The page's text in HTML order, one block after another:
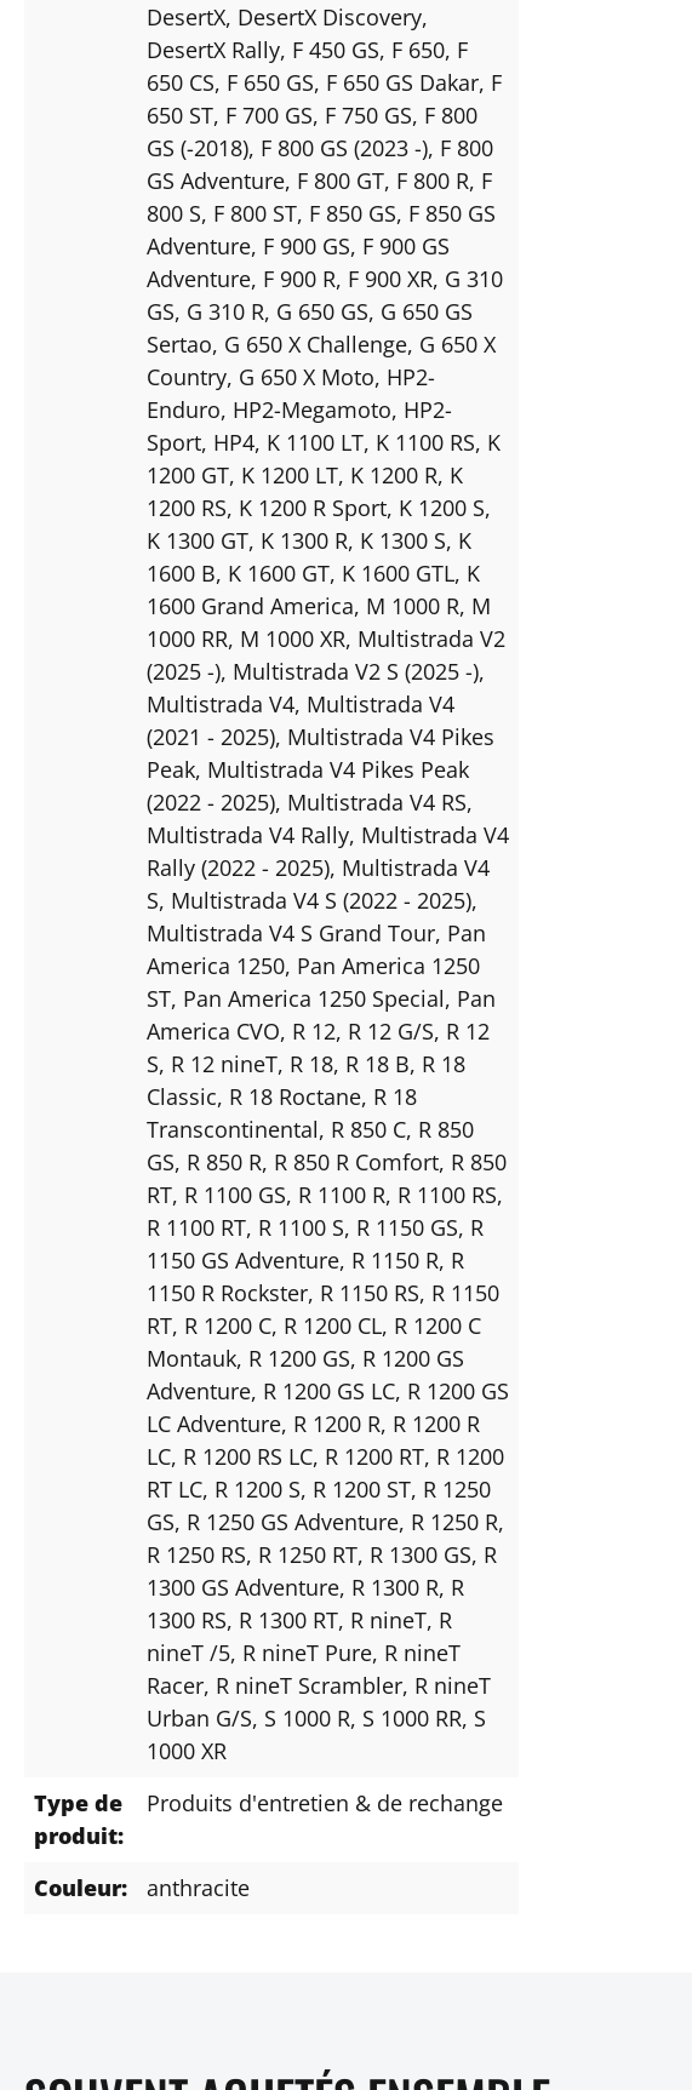
DesertX, DesertX Discovery,
DesertX Rally, F 450 GS, F 650, F
650 CS, F 650 GS, F 650 GS Dakar, F
650 ST, F 700 GS, F 750 GS, F 800
GS (-2018), F 800 GS (2023 -), F 800
GS Adventure, F 800 GT, F 800 R, F
800 S, F 800 ST, F 850 GS, F 850 GS
Adventure, F 900 GS, F 900 GS
Adventure, F 900 R, F 900 XR, G 310
GS, G 310 R, G 650 GS, G 650 GS
Sertao, G 650 X Challenge, G 650 X
Country, G 650 X Moto, HP2-
Enduro, HP2-Megamoto, HP2-
Sport, HP4, K 1100 LT, K 1100 RS, K
1200 GT, K 1200 LT, K 1200 R, K
1200 RS, K 1200 R Sport, K 1200 S,
K 1300 GT, K 1300 R, K 1300 S, K
1600 B, K 1600 GT, K 1600 GTL, K
1600 Grand America, M 1000 R, M
1000 RR, M 1000 XR, Multistrada V2
(2025 -), Multistrada V2 S (2025 -),
Multistrada V4, Multistrada V4
(2021 - 2025), Multistrada V4 Pikes
Peak, Multistrada V4 Pikes Peak
(2022 - 2025), Multistrada V4 RS,
Multistrada V4 Rally, Multistrada V4
Rally (2022 - 2025), Multistrada V4
S, Multistrada V4 S (2022 - 2025),
Multistrada V4 S Grand Tour, Pan
America 1250, Pan America 1250
ST, Pan America 1250 Special, Pan
America CVO, R 12, R 12 G/S, R 12
S, R 12 nineT, R 18, R 18 B, R 18
Classic, R 18 Roctane, R 18
Transcontinental, R 850 C, R 850
GS, R 850 R, R 850 R Comfort, R 850
RT, R 1100 GS, R 1100 R, R 1100 RS,
R 1100 RT, R 1100 S, R 1150 GS, R
1150 GS Adventure, R 1150 R, R
1150 R Rockster, R 1150 RS, R 1150
RT, R 1200 C, R 1200 CL, R 1200 C
Montauk, R 1200 GS, R 1200 GS
Adventure, R 1200 GS LC, R 1200 GS
LC Adventure, R 1200 R, R 1200 R
LC, R 1200 RS LC, R 1200 RT, R 1200
RT LC, R 1200 S, R 1200 ST, R 1250
GS, R 1250 GS Adventure, R 1250 R,
R 1250 RS, R 1250 RT, R 1300 GS, R
1300 GS Adventure, R 1300 R, R
1300 RS, R 1300 RT, R nineT, R
nineT /5, R nineT Pure, R nineT
Racer, R nineT Scrambler, R nineT
Urban G/S, S 1000 R, S 1000 RR, S
1000 XR
Type de
produit:
Produits d'entretien & de rechange
Couleur: anthracite